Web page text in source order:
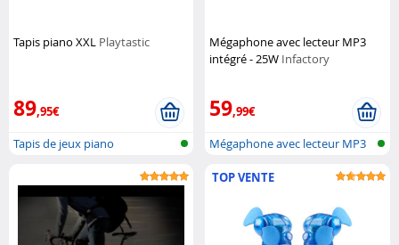
Tapis piano XXL Playtastic
89,95€
Tapis de jeux piano
Mégaphone avec lecteur MP3
intégré - 25W Infactory
59,99€
Mégaphone avec lecteur MP3
TOP VENTE